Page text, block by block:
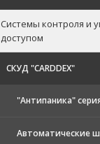
Системы контроля и
доступом
CКУД "CARDDEX"
"Антипаника"
Автоматические